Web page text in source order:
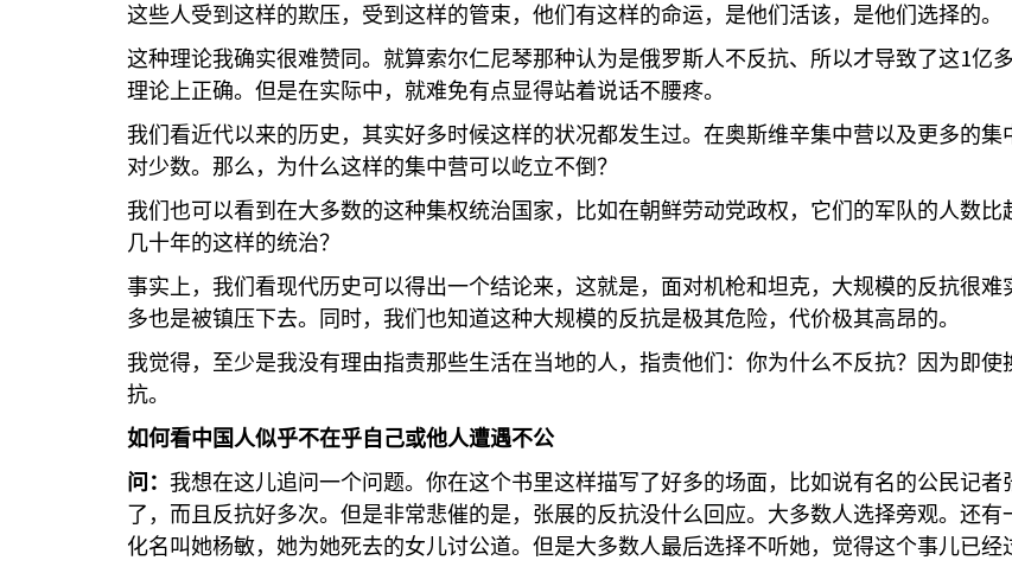
这些人受到这样的欺压，受到这样的管束，他们有这样的命运，是他们活该，是他们选择的。
这种理论我确实很难赞同。就算索尔仁尼琴那种认为是俄罗斯人不反抗、所以才导致了这1亿
理论上正确。但是在实际中，就难免有点显得站着说话不腰疼。
我们看近代以来的历史，其实好多时候这样的状况都发生过。在奥斯维辛集中营以及更多的
对少数。那么，为什么这样的集中营可以屹立不倒？
我们也可以看到在大多数的这种集权统治国家，比如在朝鲜劳动党政权，它们的军队的人数
几十年的这样的统治？
事实上，我们看现代历史可以得出一个结论来，这就是，面对机枪和坦克，大规模的反抗很
多也是被镇压下去。同时，我们也知道这种大规模的反抗是极其危险，代价极其高昂的。
我觉得，至少是我没有理由指责那些生活在当地的人，指责他们：你为什么不反抗？因为即
抗。
如何看中国人似乎不在乎自己或他人遭遇不公
问： 我想在这儿追问一个问题。你在这个书里这样描写了好多的场面，比如说有名的公民记
了，而且反抗好多次。但是非常悲催的是，张展的反抗没什么回应。大多数人选择旁观。还
化名叫她杨敏，她为她死去的女儿讨公道。但是大多数人最后选择不听她，觉得这个事儿已经